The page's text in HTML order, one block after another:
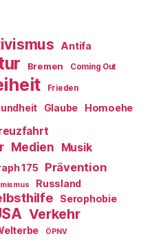
Antifa
Bremen Coming Out
Frieden
Glaube Homoehe
Medien Musik
175
Prävention
Russland
Serophobie
Verkehr
ÖPNV